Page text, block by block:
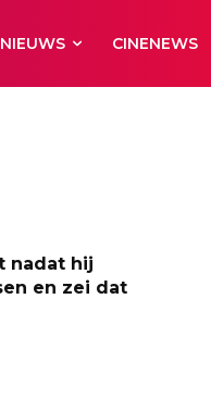
NIEUWS CINENEWS
nadat hij
en zei dat